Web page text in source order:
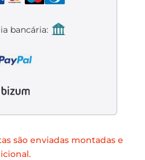
bicicletas
bancária:
são enviadas montadas e